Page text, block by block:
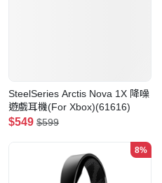
SteelSeries Arctis Nova 1X 降噪
遊戲耳機(For Xbox)(61616)
$549 $599
8%